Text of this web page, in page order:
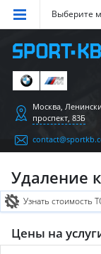
Выберите
Серия X4
Москва,
проспект, 83Б
Удаление
Узнать стоимость
Цены на